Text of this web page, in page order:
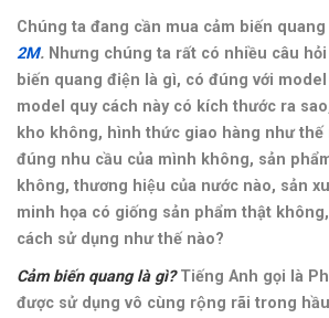
Chúng ta đang cần mua cảm biến quang
2M. Nhưng chúng ta rất có nhiều câu
biến quang điện là gì, có đúng với
model quy cách này có kích thước ra
kho không, hình thức giao hàng như thế
đúng nhu cầu của mình không, sản
không, thương hiệu của nước nào, sản
minh họa có giống sản phẩm thật
cách sử dụng như thế nào?
Cảm biến quang là gì?Tiếng Anh gọi là
được sử dụng vô cùng rộng rãi trong